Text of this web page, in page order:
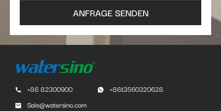
ANFRAGE SENDEN
+86 82300900
+8613560320628
Sale@watersino.com